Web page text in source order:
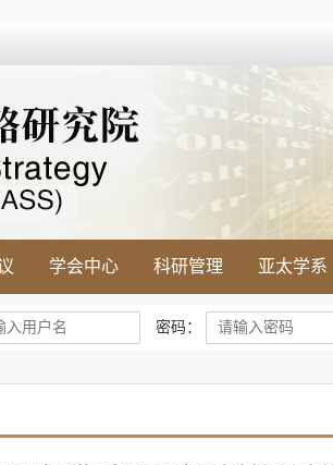
学会中心 科研管理 亚太学系
密码：